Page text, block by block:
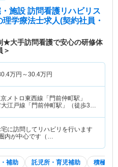
施設 訪問看護リハビリス
理学療法士求人(契約社員・
★大手訪問看護で安心の研修体
＞
万円～30.4万円
メトロ東西線「門前仲町駅」
大江戸線「門前仲町駅」（徒歩3
に訪問してリハビリを行います
内が中心です（…
補助 託児所・育児補助 積極採